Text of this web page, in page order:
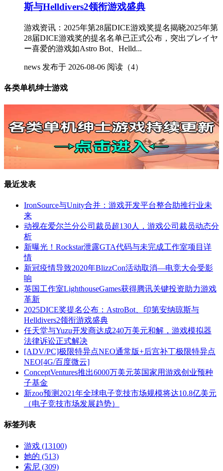
斯与Helldivers2领衔游戏盛典
游戏资讯：2025年第28届DICE游戏奖提名揭晓2025年第
28届DICE游戏奖的提名名单已正式公布，突出プレイヤ
ー喜爱的游戏如Astro Bot、Helld...
news 发布于 2026-08-06 阅读（4）
各类单机绅士游戏
最近发表
IronSource与Unity合并：游戏开发平台整合助推行业未
来
动视在爱尔兰分公司裁员超130人，游戏公司裁员动态分
析
新曝光！Rockstar泄露GTA代码与未完成工作室项目详
情
新冠疫情导致2020年BlizzCon活动取消—电竞大会受影
响
英国工作室LighthouseGames获得腾讯关键投资助力游戏
革新
2025DICE奖提名公布：AstroBot、印第安纳琼斯与
Helldivers2领衔游戏盛典
任天堂与Yuzu开发商达成240万美元和解，游戏模拟器
法律诉讼正式解决
[ADV/PC]极限特异点NEO通常版+后宫补丁极限特异点
NEO[4G/百度微云]
ConceptVentures推出6000万美元英国家用游戏创业预种
子基金
新zoo预测2021年全球电子竞技市场规模将达10.8亿美元
（电子竞技市场发展趋势）
标签列表
游戏 (13100)
她的 (513)
索尼 (309)